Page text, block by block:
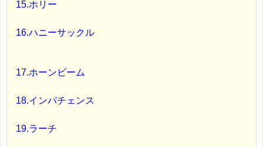
15.ホリー
16.ハニーサックル
17.ホーンビーム
18.インパチェンス
19.ラーチ